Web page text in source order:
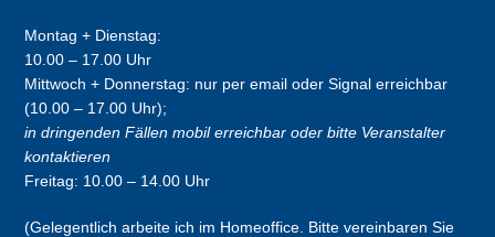
Montag + Dienstag:
10.00 – 17.00 Uhr
Mittwoch + Donnerstag: nur per email oder Signal erreichbar
(10.00 – 17.00 Uhr);
in dringenden Fällen mobil erreichbar oder bitte Veranstalter
kontaktieren
Freitag: 10.00 – 14.00 Uhr
(Gelegentlich arbeite ich im Homeoffice. Bitte vereinbaren Sie